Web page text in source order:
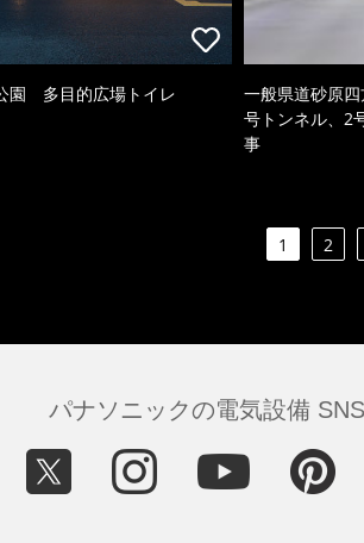
園 多目的広場トイレ
一般県道砂原
号トンネル、2
事
1 2
パナソニックの電気設備